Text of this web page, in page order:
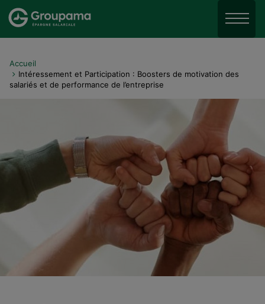
Aller au menu
Aller au contenu
Menu
Accueil
Intéressement et Participation : Boosters de motivation des
salariés et de performance de l’entreprise